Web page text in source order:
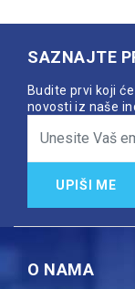
SAZNAJTE
Budite prvi koji
novosti iz naše
UPIŠI ME
O NAMA